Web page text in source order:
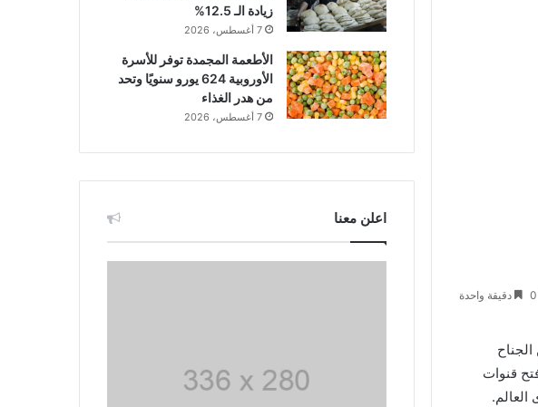
0 دقيقة واحدة
قنوات
زيادة الـ 12.5%
7 أغسطس، 2026
الأطعمة المجمدة توفر للأسرة
الأوروبية 624 يورو سنويًا وتحد
من هدر الغذاء
7 أغسطس، 2026
اعلن معنا